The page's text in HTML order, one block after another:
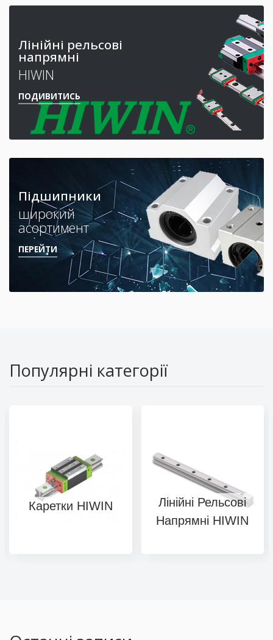
Лінійні рельсові
напрямні
HIWIN
ПОДИВИТИСЬ
Підшипники
широкий
асортимент
ПЕРЕЙТИ
Популярні категорії
Каретки HIWIN
Лінійні Рельсові
Напрямні HIWIN